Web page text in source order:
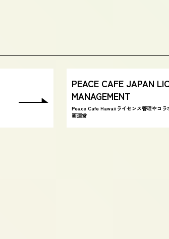
PEACE CAFE JAPAN
MANAGEMENT
Peace Cafe Hawaiiライセンス管理やコラ
画運営